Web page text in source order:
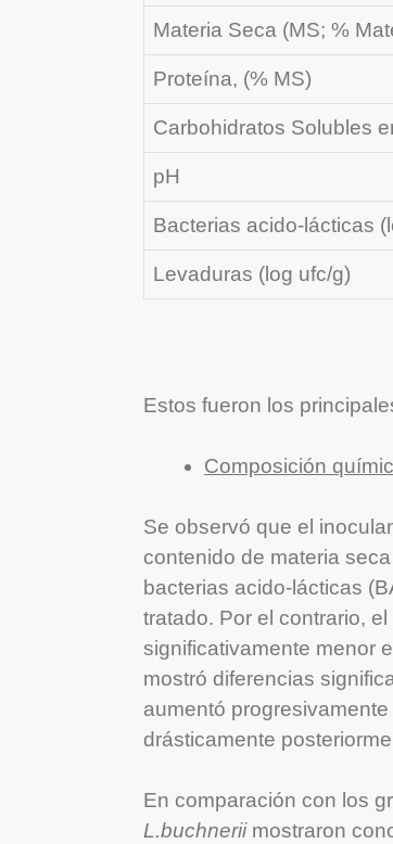
Materia Seca (MS; %
Proteína, (% MS)
Carbohidratos Solubles
pH
Bacterias acido-lácticas
Levaduras (log ufc/g)
Estos fueron los
Composición
Se observó que el
contenido de materia
bacterias acido-lácticas
tratado. Por el contrario,
significativamente menor
mostró diferencias
aumentó
drásticamente
En comparación con los
L.buchneriimostraron